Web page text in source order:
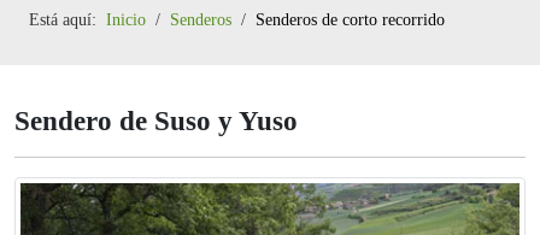
Está aquí: Inicio Senderos Senderos de corto recorrido
Sendero de Suso y Yuso